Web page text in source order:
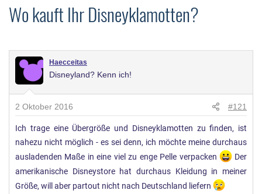
Wo kauft Ihr Disneyklamotten?
Haecceitas
Disneyland? Kenn ich!
2 Oktober 2016 #121
Ich trage eine Übergröße und Disneyklamotten zu finden, ist
nahezu nicht möglich - es sei denn, ich möchte meine durchaus
ausladenden Maße in eine viel zu enge Pelle verpacken
Der
amerikanische Disneystore hat durchaus Kleidung in meiner
Größe, will aber partout nicht nach Deutschland liefern